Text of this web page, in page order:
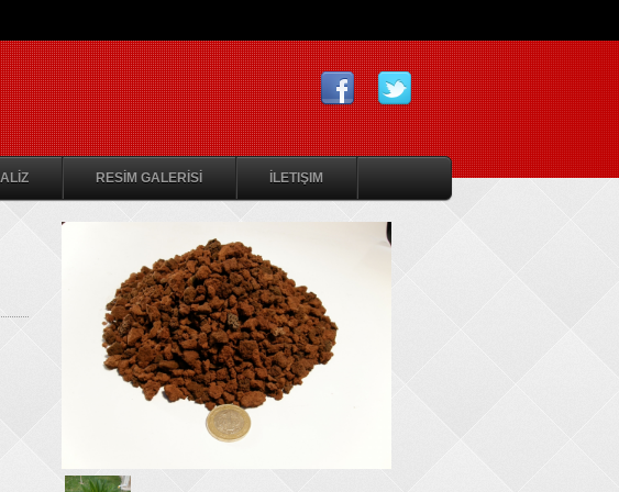
RESİM GALERİSİ İLETIŞIM